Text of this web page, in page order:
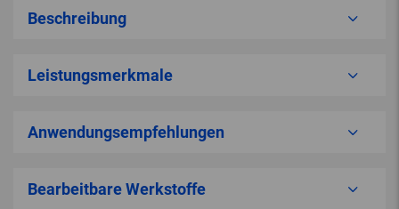
Beschreibung
Leistungsmerkmale
Anwendungsempfehlungen
Bearbeitbare Werkstoffe